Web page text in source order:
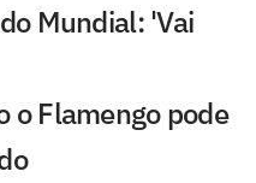
Mundial: 'Vai
o Flamengo pode